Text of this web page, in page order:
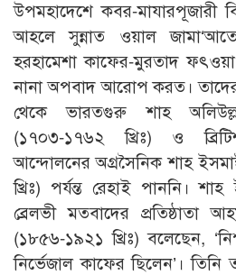
উপমহাদেশে কবর-মাযারপূজারী
আহলে সুন্নাত ওয়াল
হরহামেশা কাফের-মুরতাদ
নানা অপবাদ আরোপ করত।
থেকে ভারতগুরু শাহ
(১৭০৩-১৭৬২ খ্রিঃ) ও
আন্দোলনের অগ্রসৈনিক শাহ
খ্রিঃ) পর্যন্ত রেহাই পাননি।
ব্রেলভী মতবাদের প্রতিষ্ঠাতা
(১৮৫৬-১৯২১ খ্রিঃ) বলেছেন,
নির্ভেজাল কাফের ছিলেন’। তিনি